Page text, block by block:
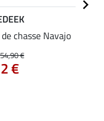
chasse Navajo
54,90 €
€